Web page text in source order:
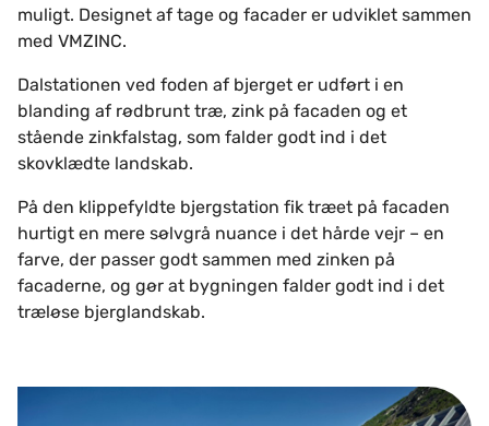
muligt. Designet af tage og facader er udviklet sammen
med VMZINC.
Dalstationen ved foden af bjerget er udført i en
blanding af rødbrunt træ, zink på facaden og et
stående zinkfalstag, som falder godt ind i det
skovklædte landskab.
På den klippefyldte bjergstation fik træet på facaden
hurtigt en mere sølvgrå nuance i det hårde vejr – en
farve, der passer godt sammen med zinken på
facaderne, og gør at bygningen falder godt ind i det
træløse bjerglandskab.